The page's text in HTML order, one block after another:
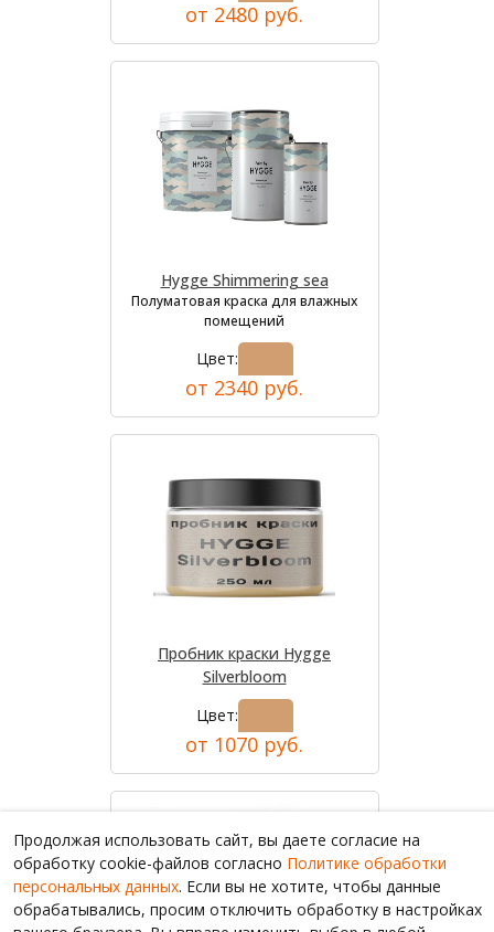
от 2480 руб.
Hygge Shimmering sea
Полуматовая краска для влажных
помещений
Цвет:
от 2340 руб.
Пробник краски Hygge
Silverbloom
Цвет:
от 1070 руб.
Продолжая использовать сайт, вы даете согласие на
обработку cookie-файлов согласно Политике обработки
персональных данных. Если вы не хотите, чтобы данные
обрабатывались, просим отключить обработку в настройках